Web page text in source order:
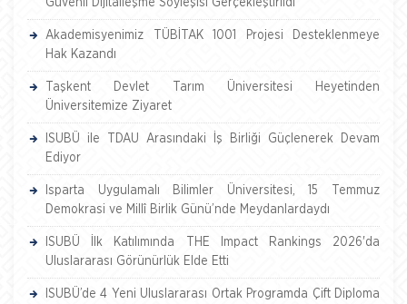
Güvenli Dijitalleşme Söyleşisi Gerçekleştirildi
Akademisyenimiz TÜBİTAK 1001 Projesi Desteklenmeye
Hak Kazandı
Taşkent Devlet Tarım Üniversitesi Heyetinden
Üniversitemize Ziyaret
ISUBÜ ile TDAU Arasındaki İş Birliği Güçlenerek Devam
Ediyor
Isparta Uygulamalı Bilimler Üniversitesi, 15 Temmuz
Demokrasi ve Millî Birlik Günü’nde Meydanlardaydı
ISUBÜ İlk Katılımında THE Impact Rankings 2026'da
Uluslararası Görünürlük Elde Etti
ISUBÜ’de 4 Yeni Uluslararası Ortak Programda Çift Diploma